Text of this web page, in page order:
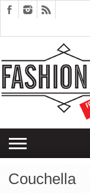
EDITORIALS
COUPLES
THERAPY
SARTORIAGRAM
Couchella